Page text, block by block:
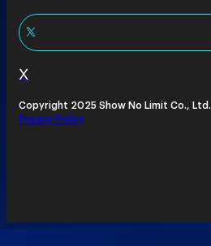
X
Copyright 2025 Show No Limit Co., Ltd.
Privacy Policy